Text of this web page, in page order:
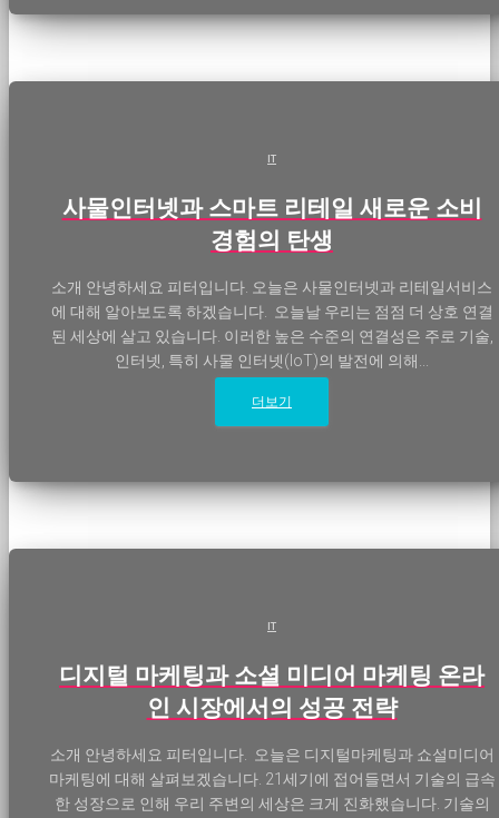
IT
사물인터넷과 스마트 리테일 새로운 소비
경험의 탄생
소개 안녕하세요 피터입니다. 오늘은 사물인터넷과 리테일서비스
에 대해 알아보도록 하겠습니다. 오늘날 우리는 점점 더 상호 연결
된 세상에 살고 있습니다. 이러한 높은 수준의 연결성은 주로 기술,
인터넷, 특히 사물 인터넷(IoT)의 발전에 의해...
더보기
IT
디지털 마케팅과 소셜 미디어 마케팅 온라
인 시장에서의 성공 전략
소개 안녕하세요 피터입니다. 오늘은 디지털마케팅과 쇼설미디어
마케팅에 대해 살펴보겠습니다. 21세기에 접어들면서 기술의 급속
한 성장으로 인해 우리 주변의 세상은 크게 진화했습니다. 기술의